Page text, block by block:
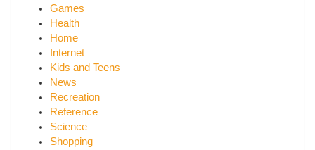
Games
Health
Home
Internet
Kids and Teens
News
Recreation
Reference
Science
Shopping